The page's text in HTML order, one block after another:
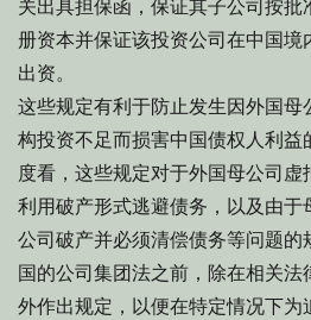
关出具担保函，保证其子公司按
册资本并保证该投资公司在中国
出资。
这些规定有利于防止发生因外国
构投资不足而损害中国债权人利益
度看，这些规定对于外国母公司
利用破产形式逃避债务，以及由于
公司破产并必须清偿债务等问题的
国的公司集团法之前，除在相关
外作出规定，以便在特定情况下